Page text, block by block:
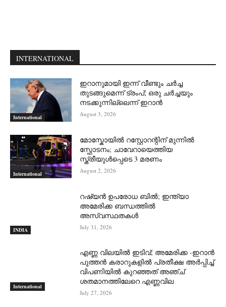
INTERNATIONAL
International
ഇറാനുമായി ഇന്ന് വീണ്ടും ചര്‍ച്ച
തുടങ്ങുമെന്ന് ട്രംപ്; ഒരു ചര്‍ച്ചയും
നടക്കുന്നില്ലെന്ന് ഇറാന്‍
August 3, 2026
International
മോസ്കോയിൽ റസ്റ്റോറന്റിന് മുന്നിൽ
സ്ഫോടനം; ചാവേറായെത്തിയ
സ്ത്രീയുൾപ്പെടെ 3 മരണം
August 2, 2026
INDIA
റഷ്യന്‍ ഉപരോധ ബില്‍; ഇന്ത്യാ
അമേരിക്ക ബന്ധത്തില്‍
അസ്വസ്ഥതകള്‍
July 31, 2026
International
എണ്ണ വിലയില്‍ ഇടിവ്; അമേരിക്ക -ഇറാന്‍
പുത്തന്‍ കരാറുകളില്‍ പ്രതീക്ഷ അര്‍പ്പിച്ച്
വിപണിയില്‍ കുറഞ്ഞത് അഞ്ച്
ശതമാനത്തിലേറെ എണ്ണവില
July 27, 2026